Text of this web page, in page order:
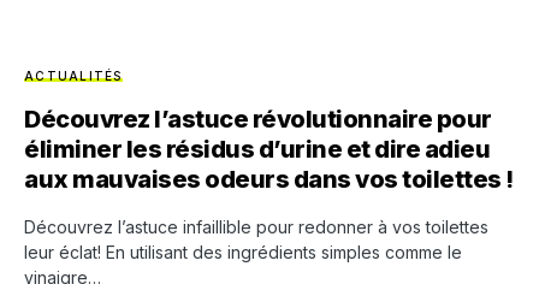
ACTUALITÉS
Découvrez l’astuce révolutionnaire pour
éliminer les résidus d’urine et dire adieu
aux mauvaises odeurs dans vos toilettes !
Découvrez l’astuce infaillible pour redonner à vos toilettes
leur éclat! En utilisant des ingrédients simples comme le
vinaigre…